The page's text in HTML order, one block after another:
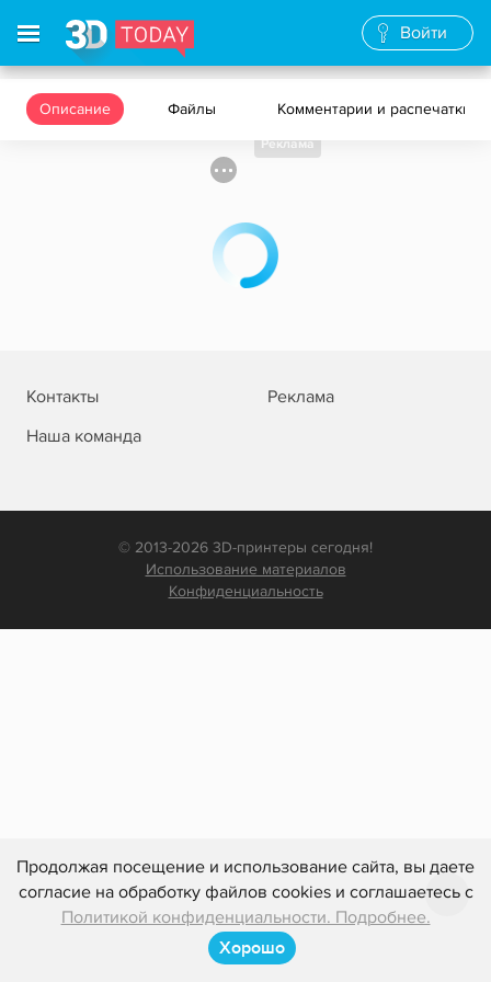
Продолжая посещение и использование сайта, вы даете
согласие на обработку файлов cookies и соглашаетесь с
Политикой конфиденциальности. Подробнее.
Хорошо
Войти
Описание Файлы Комментарии и распечатки
Реклама
Контакты
Реклама
Наша команда
© 2013-2026 3D-принтеры сегодня!
Использование материалов
Конфиденциальность